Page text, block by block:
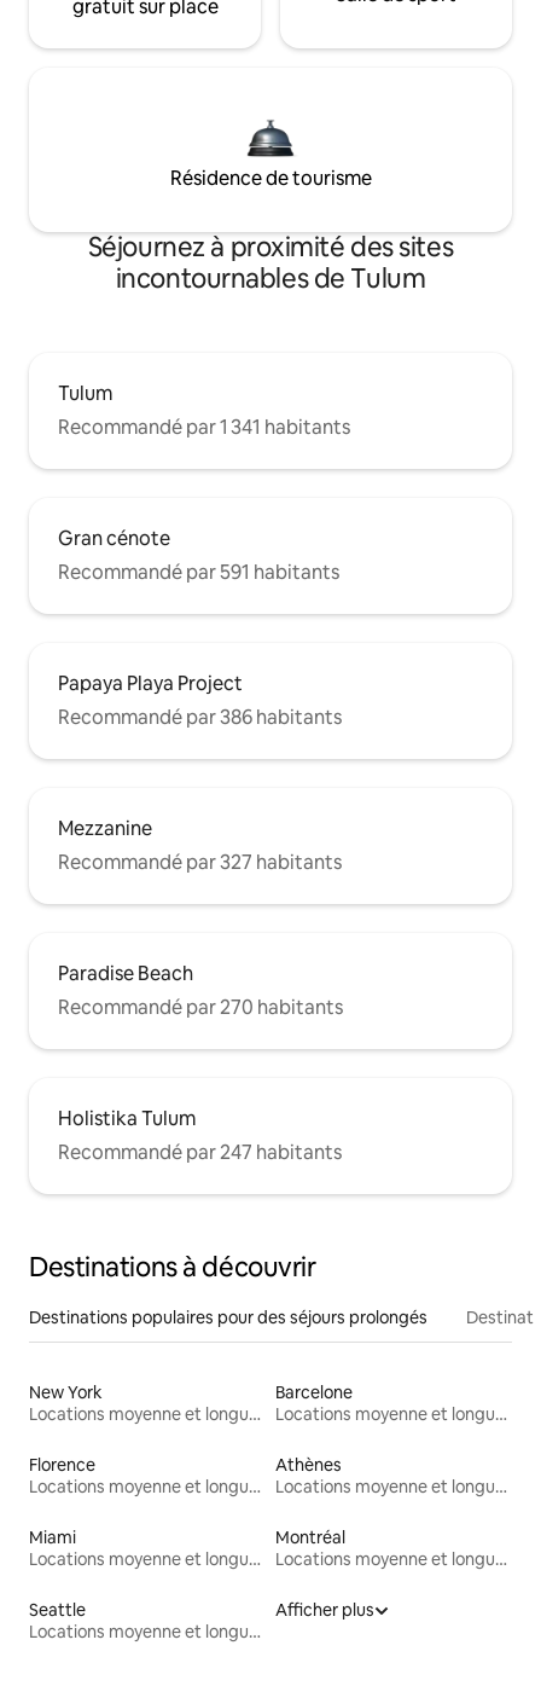
gratuit sur place
Résidence de tourisme
Séjournez à proximité des sites
incontournables de Tulum
Tulum
Recommandé par 1 341 habitants
Gran cénote
Recommandé par 591 habitants
Papaya Playa Project
Recommandé par 386 habitants
Mezzanine
Recommandé par 327 habitants
Paradise Beach
Recommandé par 270 habitants
Holistika Tulum
Recommandé par 247 habitants
Destinations à découvrir
Destinations populaires pour des séjours prolongés
New York
Locations moyenne et longue durée
Barcelone
Locations moyenne et longue durée
Florence
Locations moyenne et longue durée
Athènes
Locations moyenne et longue durée
Miami
Locations moyenne et longue durée
Montréal
Locations moyenne et longue durée
Seattle
Locations moyenne et longue durée
Afficher plus